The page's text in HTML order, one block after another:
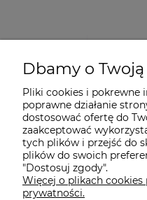
Dbamy o
Pliki cookies i pokrewne
poprawne działanie
dostosować ofertę do
zaakceptować
tych plików i przejść do
plików do swoich
"Dostosuj zgody".
Więcej o plikach cookies
prywatności.